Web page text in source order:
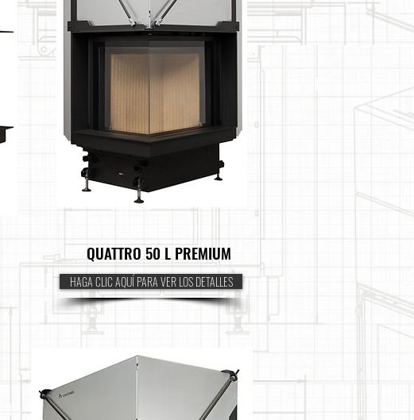
QUATTRO 50 L PREMIUM
HAGA CLIC AQUÍ PARA VER LOS DETALLES